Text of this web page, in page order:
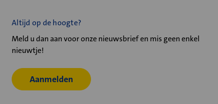
Altijd op de hoogte?
Meld u dan aan voor onze nieuwsbrief en mis geen enkel
nieuwtje!
Aanmelden